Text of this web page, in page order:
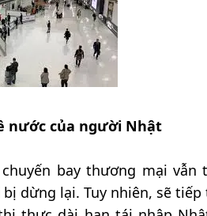
nước của người Nhật
bay thương mại
dừng lại. Tuy nhiên, sẽ